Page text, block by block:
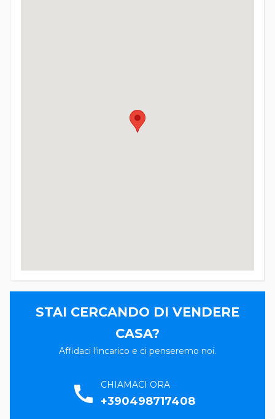
STAI CERCANDO DI VENDERE
CASA?
Affidaci l'incarico e ci penseremo noi.
call CHIAMACI ORA
+390498717408